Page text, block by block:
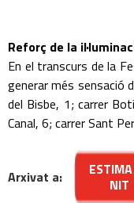
Reforç de la
En el transcurs de la
generar més sensació
del Bisbe, 1; carrer
Canal, 6; carrer Sant
Arxivat a:
NIT